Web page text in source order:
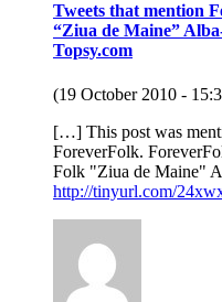
Tweets that mention
“Ziua de Maine”
Topsy.com
(19 October 2010 -
[…] This post was
ForeverFolk.
Folk "Ziua de Maine"
http://tinyurl.com/